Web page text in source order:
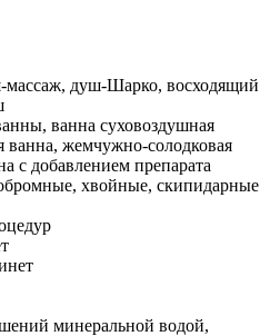
душ-Шарко, восходящий
ванна суховоздушная
ванна, жемчужно-солодковая
с добавлением препарата
хвойные, скипидарные
минеральной водой,